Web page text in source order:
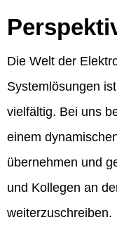
Die Welt der
Systemlösungen
vielfältig. Bei uns
einem
übernehmen und
und Kollegen an
weiterzuschreiben.